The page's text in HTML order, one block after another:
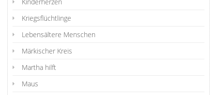
Kriegsflüchtlinge
Lebensältere Menschen
Märkischer Kreis
Martha hilft
Maus